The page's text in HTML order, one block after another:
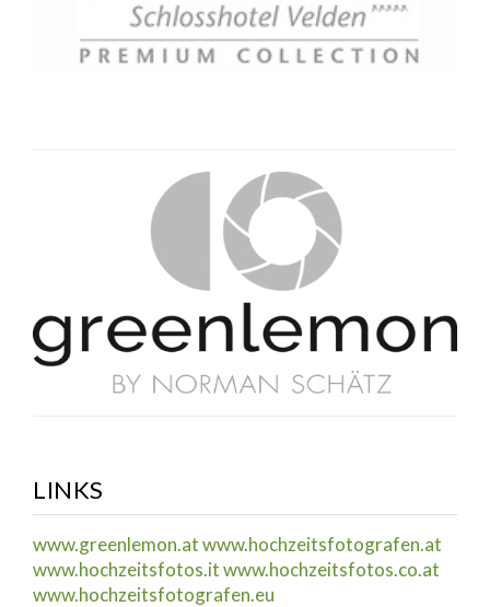
LINKS
www.greenlemon.atwww.hochzeitsfotografen.at
www.hochzeitsfotos.itwww.hochzeitsfotos.co.at
www.hochzeitsfotografen.eu